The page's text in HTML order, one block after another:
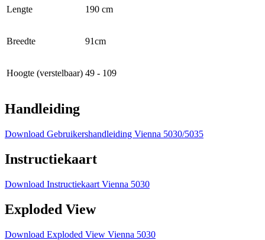
Lengte 190 cm
Breedte 91cm
Hoogte (verstelbaar) 49 - 109
Handleiding
Download Gebruikershandleiding Vienna 5030/5035
Instructiekaart
Download Instructiekaart Vienna 5030
Exploded View
Download Exploded View Vienna 5030